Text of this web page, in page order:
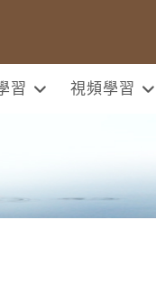
習 視頻學習